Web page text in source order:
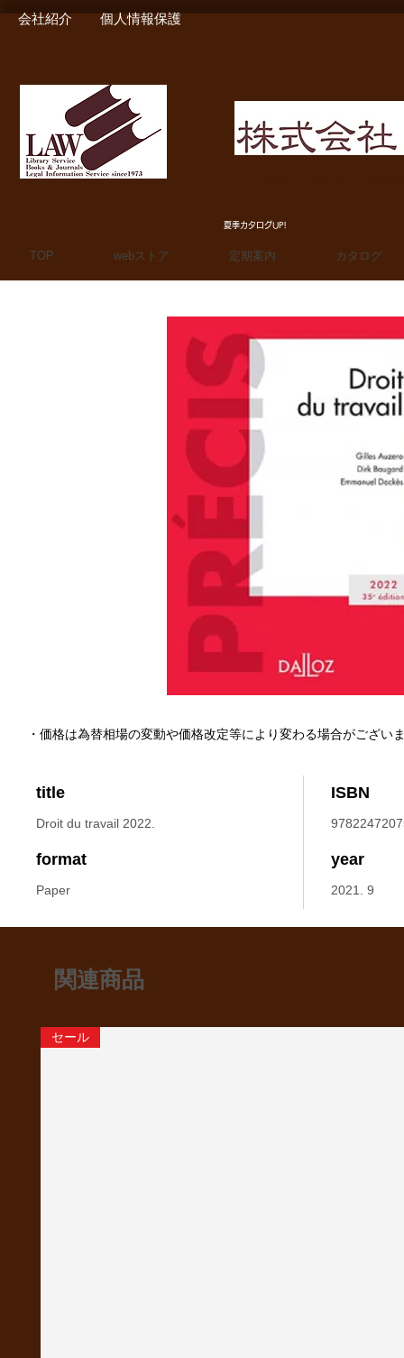
会社紹介 個人情報保護
夏季カタログUP!
TOP webストア 定期案内 カタログ
title
Droit du travail 2022.
ISBN
format
Paper
year
2021. 9
・価格は為替相場の変動や価格改定等により変わる場合がござい
関連商品
セール